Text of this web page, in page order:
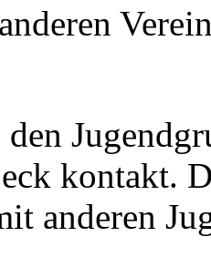
kontakt.
anderen